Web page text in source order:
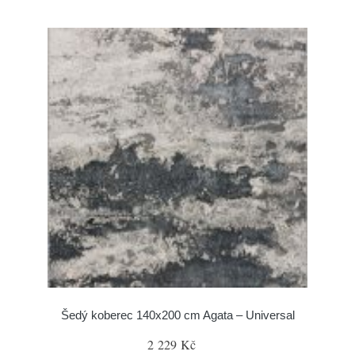
Šedý koberec 140x200 cm Agata – Universal
2 229 Kč